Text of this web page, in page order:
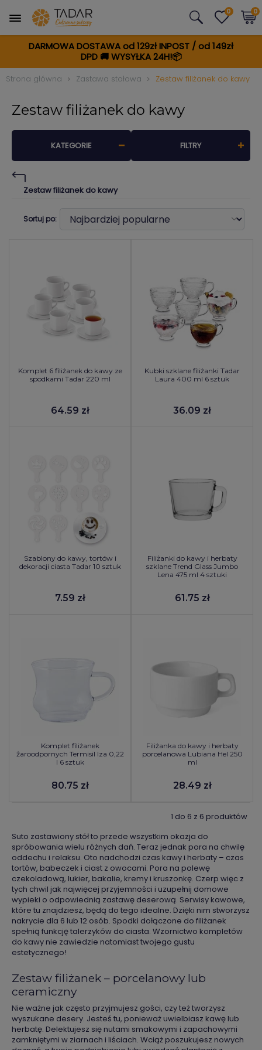
DARMOWA DOSTAWA od 129zł INPOST / od 149zł
DPD🚚WYSYŁKA 24H!📦
0 0
Strona główna Zastawa stołowa Zestaw filiżanek do kawy
Zestaw filiżanek do kawy
Zestaw filiżanek do kawy
KATEGORIE FILTRY
Sortuj po:
Komplet 6 filiżanek do kawy ze
spodkami Tadar 220 ml
64.59 zł
Kubki szklane filiżanki Tadar
Laura 400 ml 6 sztuk
36.09 zł
Szablony do kawy, tortów i
dekoracji ciasta Tadar 10 sztuk
7.59 zł
Filiżanki do kawy i herbaty
szklane Trend Glass Jumbo
Lena 475 ml 4 sztuki
61.75 zł
Komplet filiżanek
żaroodpornych Termisil Iza 0,22
l 6 sztuk
80.75 zł
Filiżanka do kawy i herbaty
porcelanowa Lubiana Hel 250
ml
28.49 zł
1 do 6 z 6 produktów
Suto zastawiony stół to przede wszystkim okazja do
spróbowania wielu różnych dań. Teraz jednak pora na chwilę
oddechu i relaksu. Oto nadchodzi czas kawy i herbaty – czas
tortów, babeczek i ciast z owocami. Pora na polewę
czekoladową, lukier, bakalie, kremy i kruszonkę. Czerp więc z
tych chwil jak najwięcej przyjemności i uzupełnij domowe
wypieki o odpowiednią zastawę deserową. Serwisy kawowe,
które tu znajdziesz, będą do tego idealne. Dzięki nim stworzysz
nakrycie dla 6 lub 12 osób. Spodki dołączone do filiżanek
spełnią funkcję talerzyków do ciasta. Wzornictwo kompletów
do kawy nie zawiedzie natomiast twojego gustu
estetycznego!
Zestaw filiżanek – porcelanowy lub
ceramiczny
Nie ważne jak często przyjmujesz gości, czy też tworzysz
wyszukane desery. Jesteś tu, ponieważ uwielbiasz kawę lub
herbatę. Delektujesz się nutami smakowymi i zapachowymi
zamkniętymi w ziarnach i liściach. Wciąż poszukujesz nowych